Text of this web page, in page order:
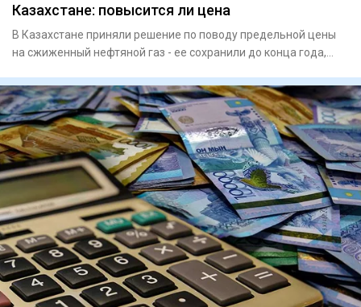
Казахстане: повысится ли цена
В Казахстане приняли решение по поводу предельной цены
на сжиженный нефтяной газ - ее сохранили до конца года,